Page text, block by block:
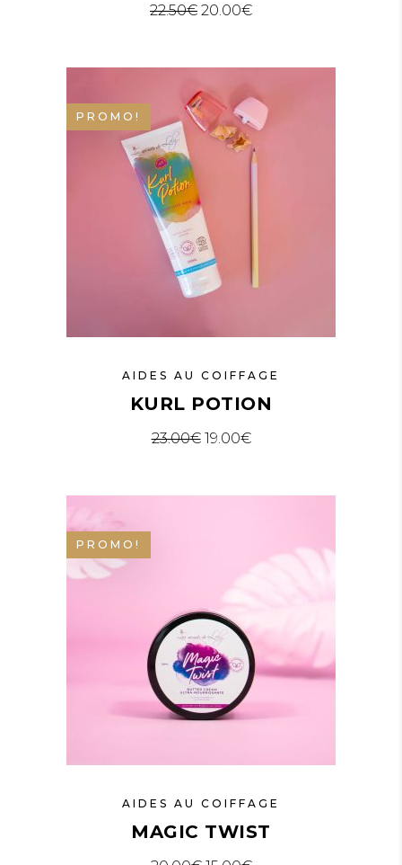
22.50€ Le prix initial était : 22.50€.
20.00€Le prix actuel est :
PROMO!
AIDES AU COIFFAGE
KURL POTION
23.00€ Le prix initial était : 23.00€.
19.00€Le prix actuel est :
PROMO!
AIDES AU COIFFAGE
MAGIC TWIST